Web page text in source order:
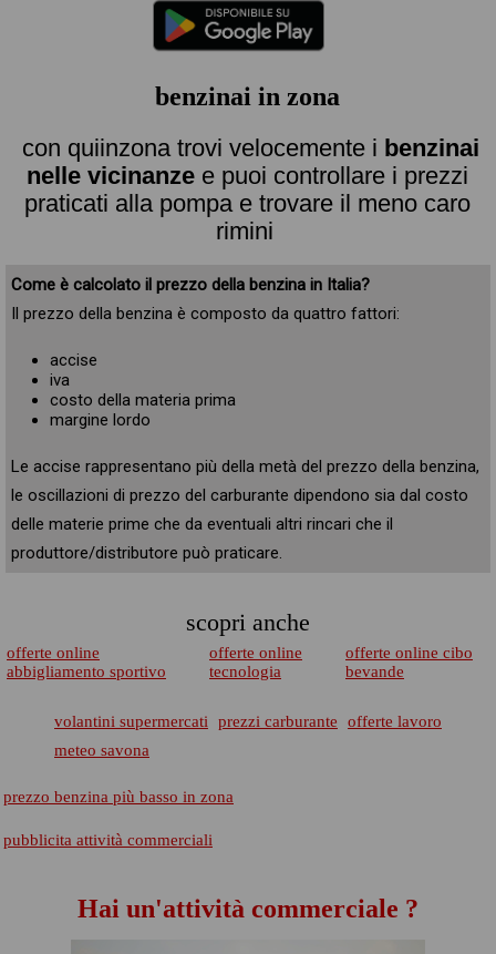
benzinai in zona
con quiinzona trovi velocemente i benzinai
nelle vicinanze e puoi controllare i prezzi
praticati alla pompa e trovare il meno caro
rimini
Come è calcolato il prezzo della benzina in Italia?
Il prezzo della benzina è composto da quattro fattori:
accise
iva
costo della materia prima
margine lordo
Le accise rappresentano più della metà del prezzo della benzina,
le oscillazioni di prezzo del carburante dipendono sia dal costo
delle materie prime che da eventuali altri rincari che il
produttore/distributore può praticare.
scopri anche
offerte online
abbigliamento sportivo
offerte online
tecnologia
offerte online cibo
bevande
volantini supermercati prezzi carburante
offerte lavoro
meteo savona
prezzo benzina più basso in zona
pubblicita attività commerciali
Hai un'attività commerciale ?